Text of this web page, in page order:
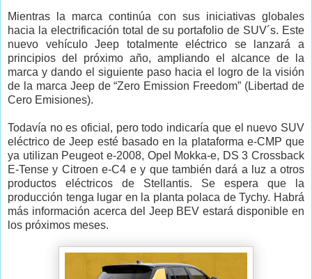
Mientras la marca continúa con sus iniciativas globales
hacia la electrificación total de su portafolio de SUV´s. Este
nuevo vehículo Jeep totalmente eléctrico se lanzará a
principios del próximo año, ampliando el alcance de la
marca y dando el siguiente paso hacia el logro de la visión
de la marca Jeep de “Zero Emission Freedom” (Libertad de
Cero Emisiones).
Todavía no es oficial, pero todo indicaría que el nuevo SUV
eléctrico de Jeep esté basado en la plataforma e-CMP que
ya utilizan Peugeot e-2008, Opel Mokka-e, DS 3 Crossback
E-Tense y Citroen e-C4 e y que también dará a luz a otros
productos eléctricos de Stellantis. Se espera que la
producción tenga lugar en la planta polaca de Tychy. Habrá
más información acerca del Jeep BEV estará disponible en
los próximos meses.